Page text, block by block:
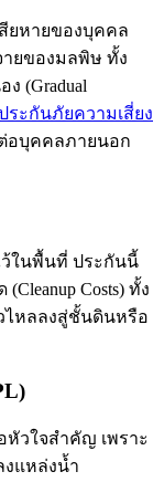
ยหายของบุคคล
ยของมลพิษ ทั้ง
(Gradual
ระกันภัยความเสี่ยง
อบุคคลภายนอก
ว้ในพื้นที่ ประกันนี้
Costs) ทั้ง
ไหลลงสู่ชั้นดินหรือ
วใจสำคัญ เพราะ
งแหล่งน้ำ